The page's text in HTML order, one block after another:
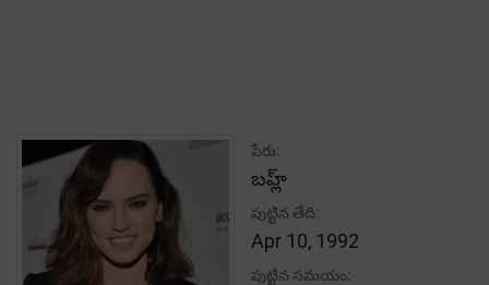
పేరు:
బహ్ల్
పుట్టిన తేది:
Apr 10, 1992
పుట్టిన సమయం: